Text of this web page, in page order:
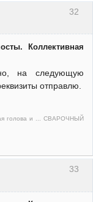
32
Коллективная
на следующую
отправлю.
голова и ... СВАРОЧНЫЙ
33